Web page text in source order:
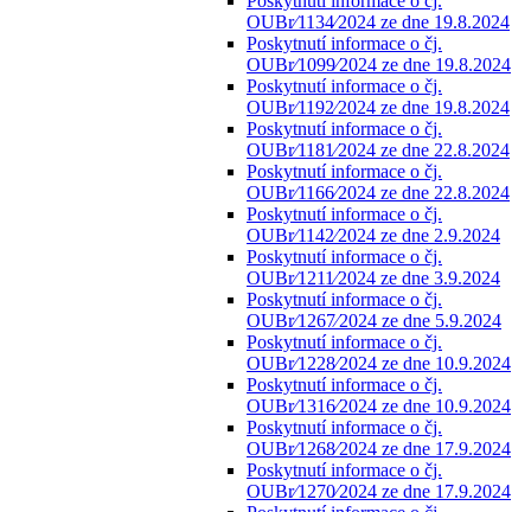
OUBr⁄1134⁄2024 ze dne 19.8.2024
Poskytnutí informace o čj.
OUBr⁄1099⁄2024 ze dne 19.8.2024
Poskytnutí informace o čj.
OUBr⁄1192⁄2024 ze dne 19.8.2024
Poskytnutí informace o čj.
OUBr⁄1181⁄2024 ze dne 22.8.2024
Poskytnutí informace o čj.
OUBr⁄1166⁄2024 ze dne 22.8.2024
Poskytnutí informace o čj.
OUBr⁄1142⁄2024 ze dne 2.9.2024
Poskytnutí informace o čj.
OUBr⁄1211⁄2024 ze dne 3.9.2024
Poskytnutí informace o čj.
OUBr⁄1267⁄2024 ze dne 5.9.2024
Poskytnutí informace o čj.
OUBr⁄1228⁄2024 ze dne 10.9.2024
Poskytnutí informace o čj.
OUBr⁄1316⁄2024 ze dne 10.9.2024
Poskytnutí informace o čj.
OUBr⁄1268⁄2024 ze dne 17.9.2024
Poskytnutí informace o čj.
OUBr⁄1270⁄2024 ze dne 17.9.2024